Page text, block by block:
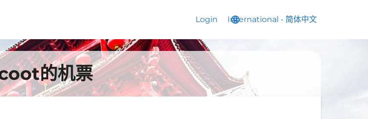
Login language
International - 简体中文
keyboard_arrow_down
的机票